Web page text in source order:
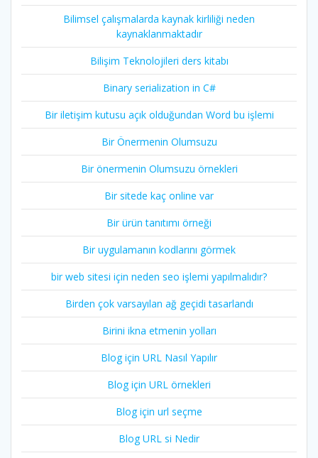
Bilimsel çalışmalarda kaynak kirliliği neden
kaynaklanmaktadır
Bilişim Teknolojileri ders kitabı
Binary serialization in C#
Bir iletişim kutusu açık olduğundan Word bu işlemi
Bir Önermenin Olumsuzu
Bir önermenin Olumsuzu örnekleri
Bir sitede kaç online var
Bir ürün tanıtımı örneği
Bir uygulamanın kodlarını görmek
bir web sitesi için neden seo işlemi yapılmalıdır?
Birden çok varsayılan ağ geçidi tasarlandı
Birini ikna etmenin yolları
Blog için URL Nasıl Yapılır
Blog için URL örnekleri
Blog için url seçme
Blog URL si Nedir